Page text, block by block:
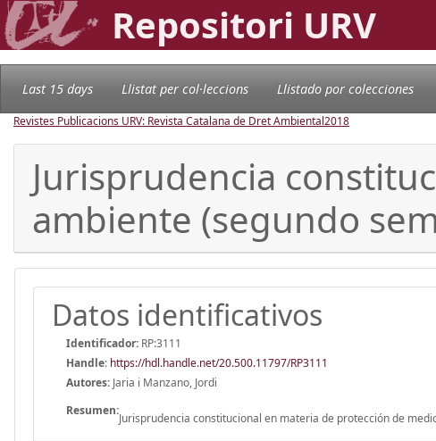
Repositori URV
Last 15 days Llistat per col·leccions Llistado por colecciones
Revistes Publicacions URV: Revista Catalana de Dret Ambiental2018
Jurisprudencia
ambiente (segundo
Datos identificativos
Identificador: RP:3111
Handle: https://hdl.handle.net/20.500.11797/RP3111
Autores: Jaria i Manzano, Jordi
Resumen:
Jurisprudencia constitucional en materia de protección de